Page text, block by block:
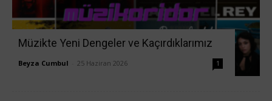
Müzikte Yeni Dengeler ve Kaçırdıklarımız
Beyza Cumbul 25 Haziran 2026 1